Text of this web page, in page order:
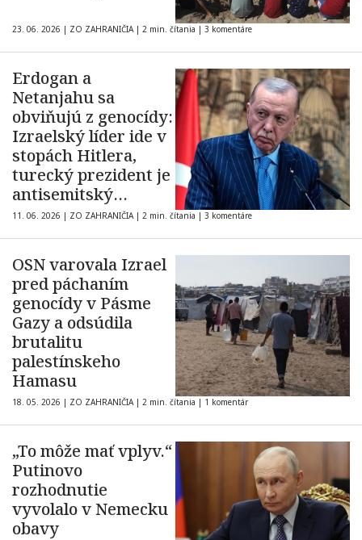
23. 06. 2026 | ZO ZAHRANIČIA | 2 min. čítania | 3 komentáre
Erdogan a
Netanjahu sa
obviňujú z genocídy:
Izraelský líder ide v
stopách Hitlera,
turecký prezident je
antisemitský
diktátor
11. 06. 2026 | ZO ZAHRANIČIA | 2 min. čítania | 3 komentáre
OSN varovala Izrael
pred páchaním
genocídy v Pásme
Gazy a odsúdila
brutalitu
palestínskeho
Hamasu
18. 05. 2026 | ZO ZAHRANIČIA | 2 min. čítania | 1 komentár
„To môže mať vplyv.“
Putinovo
rozhodnutie
vyvolalo v Nemecku
obavy